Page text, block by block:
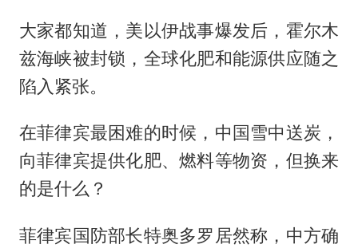
大家都知道，美以伊战事爆发后，霍尔木
兹海峡被封锁，全球化肥和能源供应随之
陷入紧张。
在菲律宾最困难的时候，中国雪中送炭，
向菲律宾提供化肥、燃料等物资，但换来
的是什么？
菲律宾国防部长特奥多罗居然称，中方确